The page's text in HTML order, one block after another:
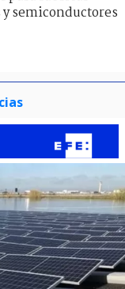
semiconductores